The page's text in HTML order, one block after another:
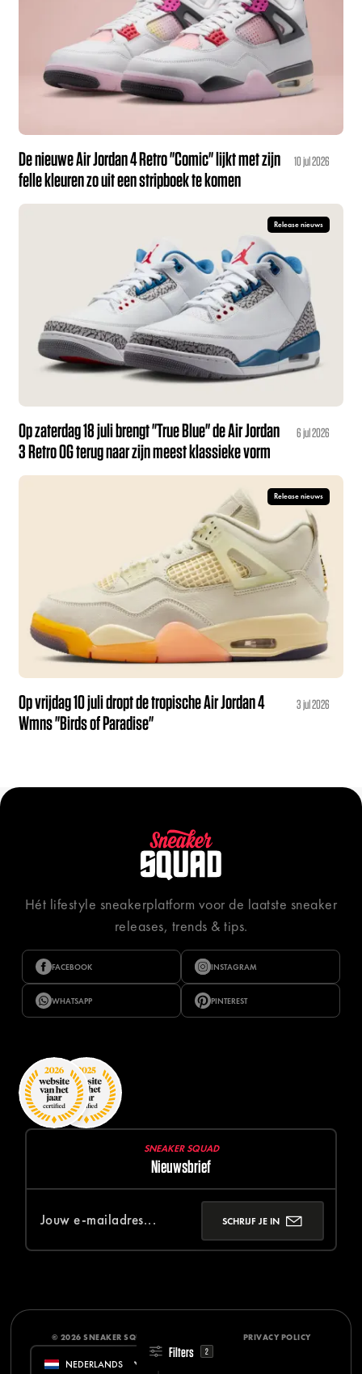
Filters 2
De nieuwe Air Jordan 4 Retro "Comic" lijkt met zijn
felle kleuren zo uit een stripboek te komen
10 jul 2026
Release nieuws
Op zaterdag 18 juli brengt "True Blue" de Air Jordan
3 Retro OG terug naar zijn meest klassieke vorm
6 jul 2026
Release nieuws
Op vrijdag 10 juli dropt de tropische Air Jordan 4
Wmns "Birds of Paradise"
3 jul 2026
Hét lifestyle sneakerplatform voor de laatste sneaker
releases, trends & tips.
FACEBOOK INSTAGRAM
WHATSAPP PINTEREST
SNEAKER SQUAD
Nieuwsbrief
SCHRIJF JE IN
© 2026 SNEAKER SQUAD PRIVACY POLICY
NEDERLANDS